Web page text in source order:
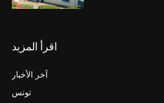
اقرأ المزيد
آخر الأخبار
تونس